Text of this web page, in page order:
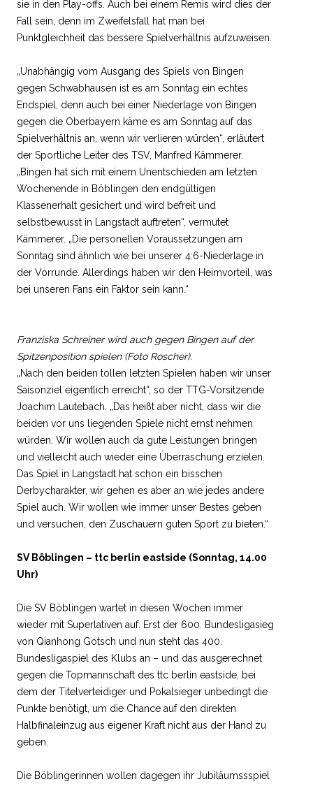
sie in den Play-offs. Auch bei einem Remis wird dies der
Fall sein, denn im Zweifelsfall hat man bei
Punktgleichheit das bessere Spielverhältnis aufzuweisen.
„Unabhängig vom Ausgang des Spiels von Bingen
gegen Schwabhausen ist es am Sonntag ein echtes
Endspiel, denn auch bei einer Niederlage von Bingen
gegen die Oberbayern käme es am Sonntag auf das
Spielverhältnis an, wenn wir verlieren würden“, erläutert
der Sportliche Leiter des TSV, Manfred Kämmerer.
„Bingen hat sich mit einem Unentschieden am letzten
Wochenende in Böblingen den endgültigen
Klassenerhalt gesichert und wird befreit und
selbstbewusst in Langstadt auftreten“, vermutet
Kämmerer. „Die personellen Voraussetzungen am
Sonntag sind ähnlich wie bei unserer 4:6-Niederlage in
der Vorrunde. Allerdings haben wir den Heimvorteil, was
bei unseren Fans ein Faktor sein kann.“
Franziska Schreiner wird auch gegen Bingen auf der
Spitzenposition spielen (Foto Roscher).
„Nach den beiden tollen letzten Spielen haben wir unser
Saisonziel eigentlich erreicht“, so der TTG-Vorsitzende
Joachim Lautebach. „Das heißt aber nicht, dass wir die
beiden vor uns liegenden Spiele nicht ernst nehmen
würden. Wir wollen auch da gute Leistungen bringen
und vielleicht auch wieder eine Überraschung erzielen.
Das Spiel in Langstadt hat schon ein bisschen
Derbycharakter, wir gehen es aber an wie jedes andere
Spiel auch. Wir wollen wie immer unser Bestes geben
und versuchen, den Zuschauern guten Sport zu bieten.“
SV Böblingen – ttc berlin eastside (Sonntag, 14.00
Uhr)
Die SV Böblingen wartet in diesen Wochen immer
wieder mit Superlativen auf. Erst der 600. Bundesligasieg
von Qianhong Gotsch und nun steht das 400.
Bundesligaspiel des Klubs an – und das ausgerechnet
gegen die Topmannschaft des ttc berlin eastside, bei
dem der Titelverteidiger und Pokalsieger unbedingt die
Punkte benötigt, um die Chance auf den direkten
Halbfinaleinzug aus eigener Kraft nicht aus der Hand zu
geben.
Die Böblingerinnen wollen dagegen ihr Jubiläumssspiel